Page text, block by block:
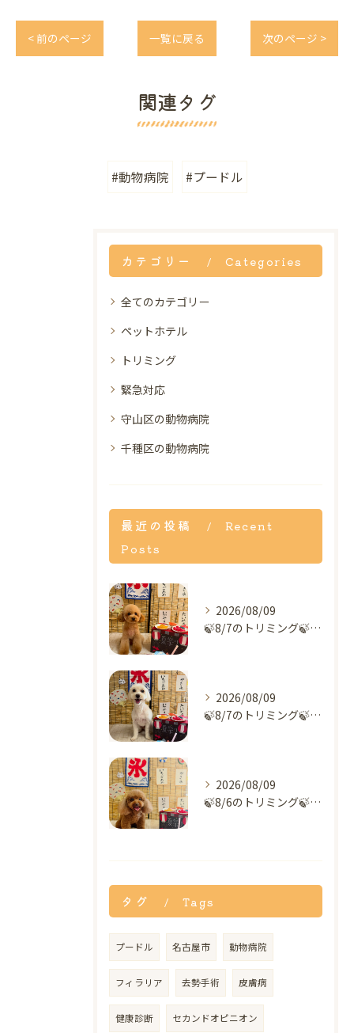
< 前のページ 一覧に戻る 次のページ >
関連タグ
#動物病院 #プードル
カテゴリー Categories
全てのカテゴリー
ペットホテル
トリミング
緊急対応
守山区の動物病院
千種区の動物病院
最近の投稿
Recent
Posts
2026/08/09
🍃8/7のトリミング🍃プードル🐶｜名東区・千種区・守山区の動...
2026/08/09
🍃8/7のトリミング🍃ミックス犬🐶｜名東区・千種区・守山区の...
2026/08/09
🍃8/6のトリミング🍃プードル🐶｜名東区・千種区・守山区の動...
タグ Tags
プードル 名古屋市 動物病院
フィラリア 去勢手術 皮膚病
健康診断 セカンドオピニオン